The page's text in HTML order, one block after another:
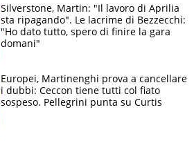
Silverstone, Martin: "Il lavoro di Aprilia
sta ripagando". Le lacrime di Bezzecchi:
"Ho dato tutto, spero di finire la gara
domani"
Europei, Martinenghi prova a cancellare
i dubbi: Ceccon tiene tutti col fiato
sospeso. Pellegrini punta su Curtis